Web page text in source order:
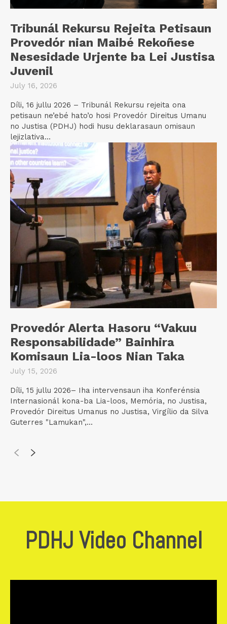
Tribunál Rekursu Rejeita Petisaun
Provedór nian Maibé Rekoñese
Nesesidade Urjente ba Lei Justisa
Juvenil
July 16, 2026
Díli, 16 jullu 2026 – Tribunál Rekursu rejeita ona
petisaun ne’ebé hato’o hosi Provedór Direitus Umanu
no Justisa (PDHJ) hodi husu deklarasaun omisaun
lejizlativa...
Provedór Alerta Hasoru “Vakuu
Responsabilidade” Bainhira
Komisaun Lia-loos Nian Taka
July 15, 2026
Díli, 15 jullu 2026– Iha intervensaun iha Konferénsia
Internasionál kona-ba Lia-loos, Memória, no Justisa,
Provedór Direitus Umanus no Justisa, Virgílio da Silva
Guterres "Lamukan",...
PDHJ Video Channel